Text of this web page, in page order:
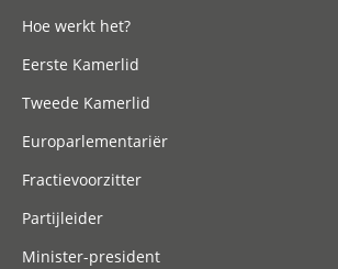
Hoe werkt het?
Eerste Kamerlid
Tweede Kamerlid
Europarlementariër
Fractievoorzitter
Partijleider
Minister-president